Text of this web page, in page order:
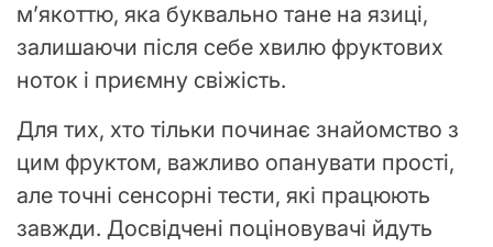
м’якоттю, яка буквально тане на язиці,
залишаючи після себе хвилю фруктових
ноток і приємну свіжість.
Для тих, хто тільки починає знайомство з
цим фруктом, важливо опанувати прості,
але точні сенсорні тести, які працюють
завжди. Досвідчені поціновувачі йдуть